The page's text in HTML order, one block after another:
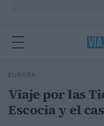
Buscar
EUROPA
Viaje por las
Escocia y el